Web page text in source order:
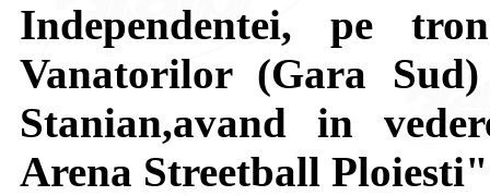
Independentei, pe
Vanatorilor (Gara
Stanian,avand in
Arena Streetball